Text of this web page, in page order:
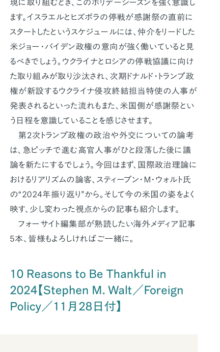
現に取り組むとき、このホリデーシーズンを強く意識し
ます。イスラエルとヒズボラの停戦が感謝祭の直前に
スタートしたというスケジュールには、仲介をリードした
米ジョー・バイデン政権の意向が強く働いていると見
るべきでしょう。ウクライナとロシアの停戦協議に向け
た取り組みが取り沙汰され、次期ドナルド・トランプ政
権が新設するウクライナ侵攻終結担当特使の人事が
発表されるといった流れもまた、米国側が感謝祭とい
う日程を意識していることを感じさせます。
第2次トランプ政権の政治や外交についての論考
は、急ピッチで進む高官人事がひと段落した後に議
論を新たにするでしょう。今回はまず、国際政治理論に
おけるリアリズムの論客、スティーブン・M・ウォルト氏
の“2024年振り返り”から。そして今の米国の姿をよく
映す、少し変わった視点からの記事も紹介します。
フォーサイト編集部が熟読したい海外メディア記事
5本、皆様もよろしければご一緒に。
10 Reasons to Be Thankful in
2024【Stephen M. Walt／Foreign
Policy／11月28日付】